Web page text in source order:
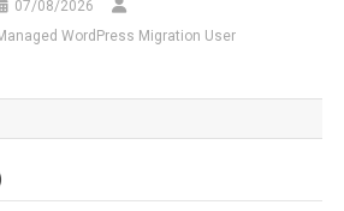
07/08/2026
WordPress Migration User